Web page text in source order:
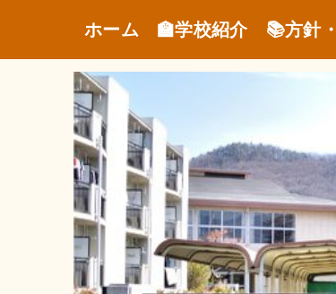
ホーム 🏫学校紹介 📚方針